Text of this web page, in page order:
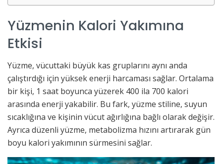
Yüzmenin Kalori Yakımına
Etkisi
Yüzme, vücuttaki büyük kas gruplarını aynı anda
çalıştırdığı için yüksek enerji harcaması sağlar. Ortalama
bir kişi, 1 saat boyunca yüzerek 400 ila 700 kalori
arasında enerji yakabilir. Bu fark, yüzme stiline, suyun
sıcaklığına ve kişinin vücut ağırlığına bağlı olarak değişir.
Ayrıca düzenli yüzme, metabolizma hızını artırarak gün
boyu kalori yakımının sürmesini sağlar.